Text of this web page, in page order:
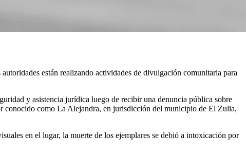
están realizando actividades de divulgación comunitaria para
y asistencia jurídica luego de recibir una denuncia pública sobre
conocido como La Alejandra, en jurisdicción del municipio de El Zulia,
en el lugar, la muerte de los ejemplares se debió a intoxicación por